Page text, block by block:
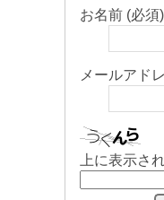
お名前 (必須)
メールアド
上に表示さ